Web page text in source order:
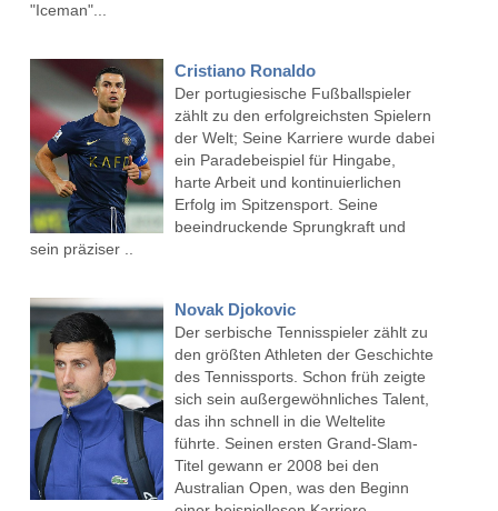
"Iceman"...
Cristiano Ronaldo
Der portugiesische Fußballspieler
zählt zu den erfolgreichsten Spielern
der Welt; Seine Karriere wurde dabei
ein Paradebeispiel für Hingabe,
harte Arbeit und kontinuierlichen
Erfolg im Spitzensport. Seine
beeindruckende Sprungkraft und
sein präziser ..
Novak Djokovic
Der serbische Tennisspieler zählt zu
den größten Athleten der Geschichte
des Tennissports. Schon früh zeigte
sich sein außergewöhnliches Talent,
das ihn schnell in die Weltelite
führte. Seinen ersten Grand-Slam-
Titel gewann er 2008 bei den
Australian Open, was den Beginn